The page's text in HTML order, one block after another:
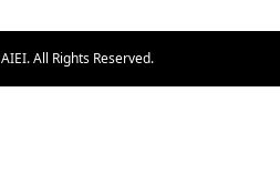
All Rights Reserved.